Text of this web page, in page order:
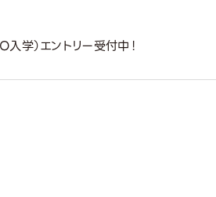
学）エントリー受付中！